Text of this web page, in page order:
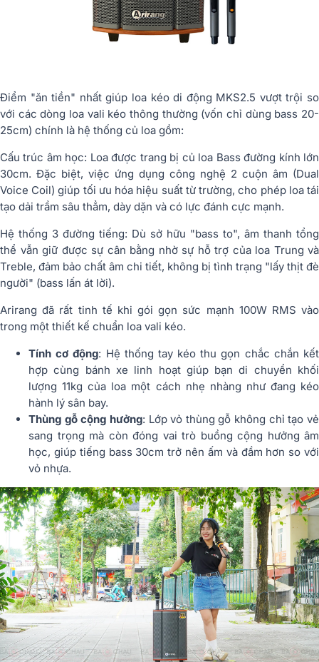
Điểm "ăn tiền" nhất giúp loa kéo di động MKS2.5 vượt trội so
với các dòng loa vali kéo thông thường (vốn chỉ dùng bass 20-
25cm) chính là hệ thống củ loa gồm:
Cấu trúc âm học: Loa được trang bị củ loa Bass đường kính lớn
30cm. Đặc biệt, việc ứng dụng công nghệ 2 cuộn âm (Dual
Voice Coil) giúp tối ưu hóa hiệu suất từ trường, cho phép loa tái
tạo dải trầm sâu thẳm, dày dặn và có lực đánh cực mạnh.
Hệ thống 3 đường tiếng: Dù sở hữu "bass to", âm thanh tổng
thể vẫn giữ được sự cân bằng nhờ sự hỗ trợ của loa Trung và
Treble, đảm bảo chất âm chi tiết, không bị tình trạng "lấy thịt đè
người" (bass lấn át lời).
Arirang đã rất tinh tế khi gói gọn sức mạnh 100W RMS vào
trong một thiết kế chuẩn loa vali kéo.
Tính cơ động: Hệ thống tay kéo thu gọn chắc chắn kết
hợp cùng bánh xe linh hoạt giúp bạn di chuyển khối
lượng 11kg của loa một cách nhẹ nhàng như đang kéo
hành lý sân bay.
Thùng gỗ cộng hưởng: Lớp vỏ thùng gỗ không chỉ tạo vẻ
sang trọng mà còn đóng vai trò buồng cộng hưởng âm
học, giúp tiếng bass 30cm trở nên ấm và đầm hơn so với
vỏ nhựa.